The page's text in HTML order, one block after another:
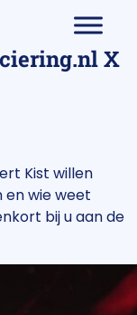
X
Kist willen
en wie weet
bij u aan de